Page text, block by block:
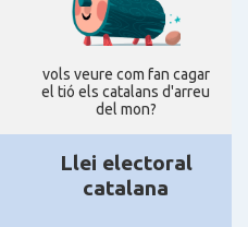
vols veure com fan cagar
el tió els catalans d'arreu
del mon?
Llei electoral
catalana